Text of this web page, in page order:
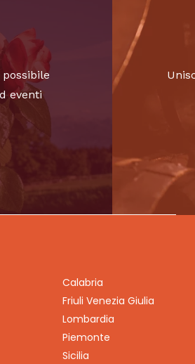
eventi
Calabria
Friuli Venezia Giulia
Lombardia
Piemonte
Sicilia